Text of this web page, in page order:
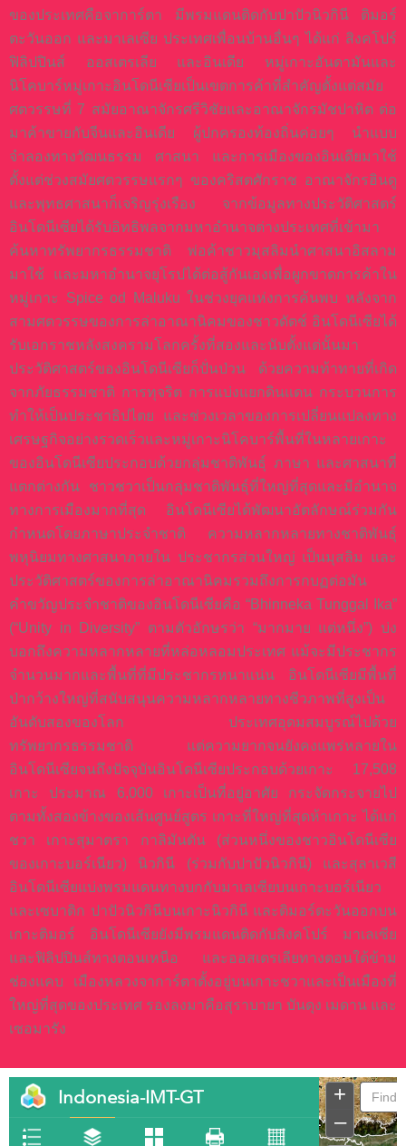
ของประเทศคือจาการ์ตา มีพรมแดนติดกับปาปัวนิวกินี ติมอร์
ตะวันออก และมาเลเซีย ประเทศเพื่อนบ้านอื่นๆ ได้แก่ สิงคโปร์
ฟิลิปปินส์ ออสเตรเลีย และอินเดีย หมู่เกาะอันดามันและ
นิโคบาร์หมู่เกาะอินโดนีเซียเป็นเขตการค้าที่สำคัญตั้งแต่สมัย
ศตวรรษที่ 7 สมัยอาณาจักรศรีวิชัยและอาณาจักรมัชปาหิต ต่อ
มาค้าขายกับจีนและอินเดีย ผู้ปกครองท้องถิ่นค่อยๆ นำแบบ
จำลองทางวัฒนธรรม ศาสนา และการเมืองของอินเดียมาใช้
ตั้งแต่ช่วงสมัยศตวรรษแรกๆ ของคริสตศักราช อาณาจักรฮินดู
และพุทธศาสนาก็เจริญรุ่งเรือง จากข้อมูลทางประวัติศาสตร์
อินโดนีเซียได้รับอิทธิพลจากมหาอำนาจต่างประเทศที่เข้ามา
ค้นหาทรัพยากรธรรมชาติ พ่อค้าชาวมุสลิมนำศาสนาอิสลาม
มาใช้ และมหาอำนาจยุโรปได้ต่อสู้กันเองเพื่อผูกขาดการค้าใน
หมู่เกาะ Spice od Maluku ในช่วงยุคแห่งการค้นพบ หลังจาก
สามศตวรรษของการล่าอาณานิคมของชาวดัตช์ อินโดนีเซียได้
รับเอกราชหลังสงครามโลกครั้งที่สองและนับตั้งแต่นั้นมา
ประวัติศาสตร์ของอินโดนีเซียก็ปั่นป่วน ด้วยความท้าทายที่เกิด
จากภัยธรรมชาติ การทุจริต การแบ่งแยกดินแดน กระบวนการ
ทำให้เป็นประชาธิปไตย และช่วงเวลาของการเปลี่ยนแปลงทาง
เศรษฐกิจอย่างรวดเร็วและหมู่เกาะนิโคบาร์พื้นที่ในหลายเกาะ
ของอินโดนีเซียประกอบด้วยกลุ่มชาติพันธุ์ ภาษา และศาสนาที่
แตกต่างกัน ชาวชวาเป็นกลุ่มชาติพันธุ์ที่ใหญ่ที่สุดและมีอำนาจ
ทางการเมืองมากที่สุด อินโดนีเซียได้พัฒนาอัตลักษณ์ร่วมกัน
กำหนดโดยภาษาประจำชาติ ความหลากหลายทางชาติพันธุ์
พหุนิยมทางศาสนาภายใน ประชากรส่วนใหญ่ เป็นมุสลิม และ
ประวัติศาสตร์ของการล่าอาณานิคมรวมถึงการกบฏต่อมัน
คำขวัญประจำชาติของอินโดนีเซียคือ “Bhinneka Tunggal Ika”
(“Unity in Diversity” ตามตัวอักษรว่า “มากมาย แต่หนึ่ง”) บ่ง
บอกถึงความหลากหลายที่หล่อหลอมประเทศ แม้จะมีประชากร
จำนวนมากและพื้นที่ที่มีประชากรหนาแน่น อินโดนีเซียมีพื้นที่
ป่ากว้างใหญ่ที่สนับสนุนความหลากหลายทางชีวภาพที่สูงเป็น
อันดับสองของโลก ประเทศอุดมสมบูรณ์ไปด้วย
ทรัพยากรธรรมชาติ แต่ความยากจนยังคงแพร่หลายใน
อินโดนีเซียจนถึงปัจจุบันอินโดนีเซียประกอบด้วยเกาะ 17,508
เกาะ ประมาณ 6,000 เกาะเป็นที่อยู่อาศัย กระจัดกระจายไป
ตามทั้งสองข้างของเส้นศูนย์สูตร เกาะที่ใหญ่ที่สุดห้าเกาะ ได้แก่
ชวา เกาะสุมาตรา กาลิมันตัน (ส่วนหนึ่งของชาวอินโดนีเซีย
ของเกาะบอร์เนียว) นิวกินี (ร่วมกับปาปัวนิวกินี) และสุลาเวสี
อินโดนีเซียแบ่งพรมแดนทางบกกับมาเลเซียบนเกาะบอร์เนียว
และเซบาติก ปาปัวนิวกินีบนเกาะนิวกินี และติมอร์ตะวันออกบน
เกาะติมอร์ อินโดนีเซียยังมีพรมแดนติดกับสิงคโปร์ มาเลเซีย
และฟิลิปปินส์ทางตอนเหนือ และออสเตรเลียทางตอนใต้ข้าม
ช่องแคบ เมืองหลวงจาการ์ตาตั้งอยู่บนเกาะชวาและเป็นเมืองที่
ใหญ่ที่สุดของประเทศ รองลงมาคือสุราบายา บันดุง เมดาน และ
เซอมารัง